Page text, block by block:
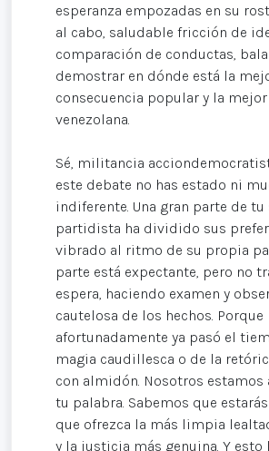
esperanza empozadas en su
al cabo, saludable fricción de
comparación de conductas,
demostrar en dónde está la
consecuencia popular y la
venezolana.
Sé, militancia
este debate no has estado ni
indiferente. Una gran parte de tu
partidista ha dividido sus
vibrado al ritmo de su propia
parte está expectante, pero no
espera, haciendo examen y
cautelosa de los hechos. Porque
afortunadamente ya pasó el
magia caudillesca o de la
con almidón. Nosotros estamos
tu palabra. Sabemos que
que ofrezca la más limpia
y la justicia más genuina. Y esto